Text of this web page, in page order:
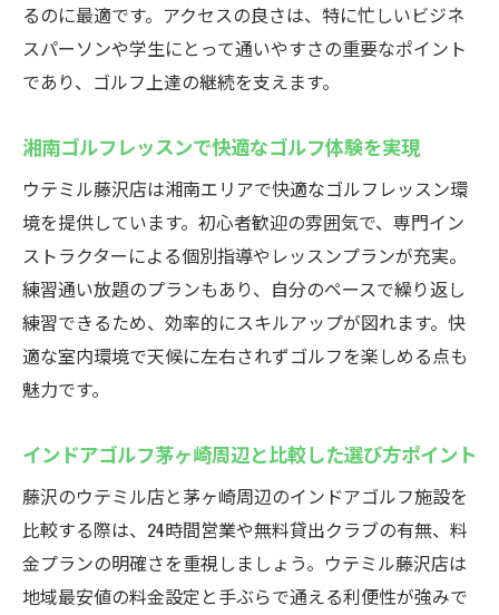
るのに最適です。アクセスの良さは、特に忙しいビジネ
スパーソンや学生にとって通いやすさの重要なポイント
であり、ゴルフ上達の継続を支えます。
湘南ゴルフレッスンで快適なゴルフ体験を実現
ウテミル藤沢店は湘南エリアで快適なゴルフレッスン環
境を提供しています。初心者歓迎の雰囲気で、専門イン
ストラクターによる個別指導やレッスンプランが充実。
練習通い放題のプランもあり、自分のペースで繰り返し
練習できるため、効率的にスキルアップが図れます。快
適な室内環境で天候に左右されずゴルフを楽しめる点も
魅力です。
インドアゴルフ茅ヶ崎周辺と比較した選び方ポイント
藤沢のウテミル店と茅ヶ崎周辺のインドアゴルフ施設を
比較する際は、24時間営業や無料貸出クラブの有無、料
金プランの明確さを重視しましょう。ウテミル藤沢店は
地域最安値の料金設定と手ぶらで通える利便性が強みで